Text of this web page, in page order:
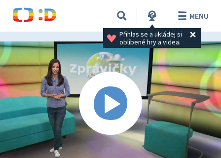
Přihlas se a ukládej si
oblíbené hry a videa.
MENU